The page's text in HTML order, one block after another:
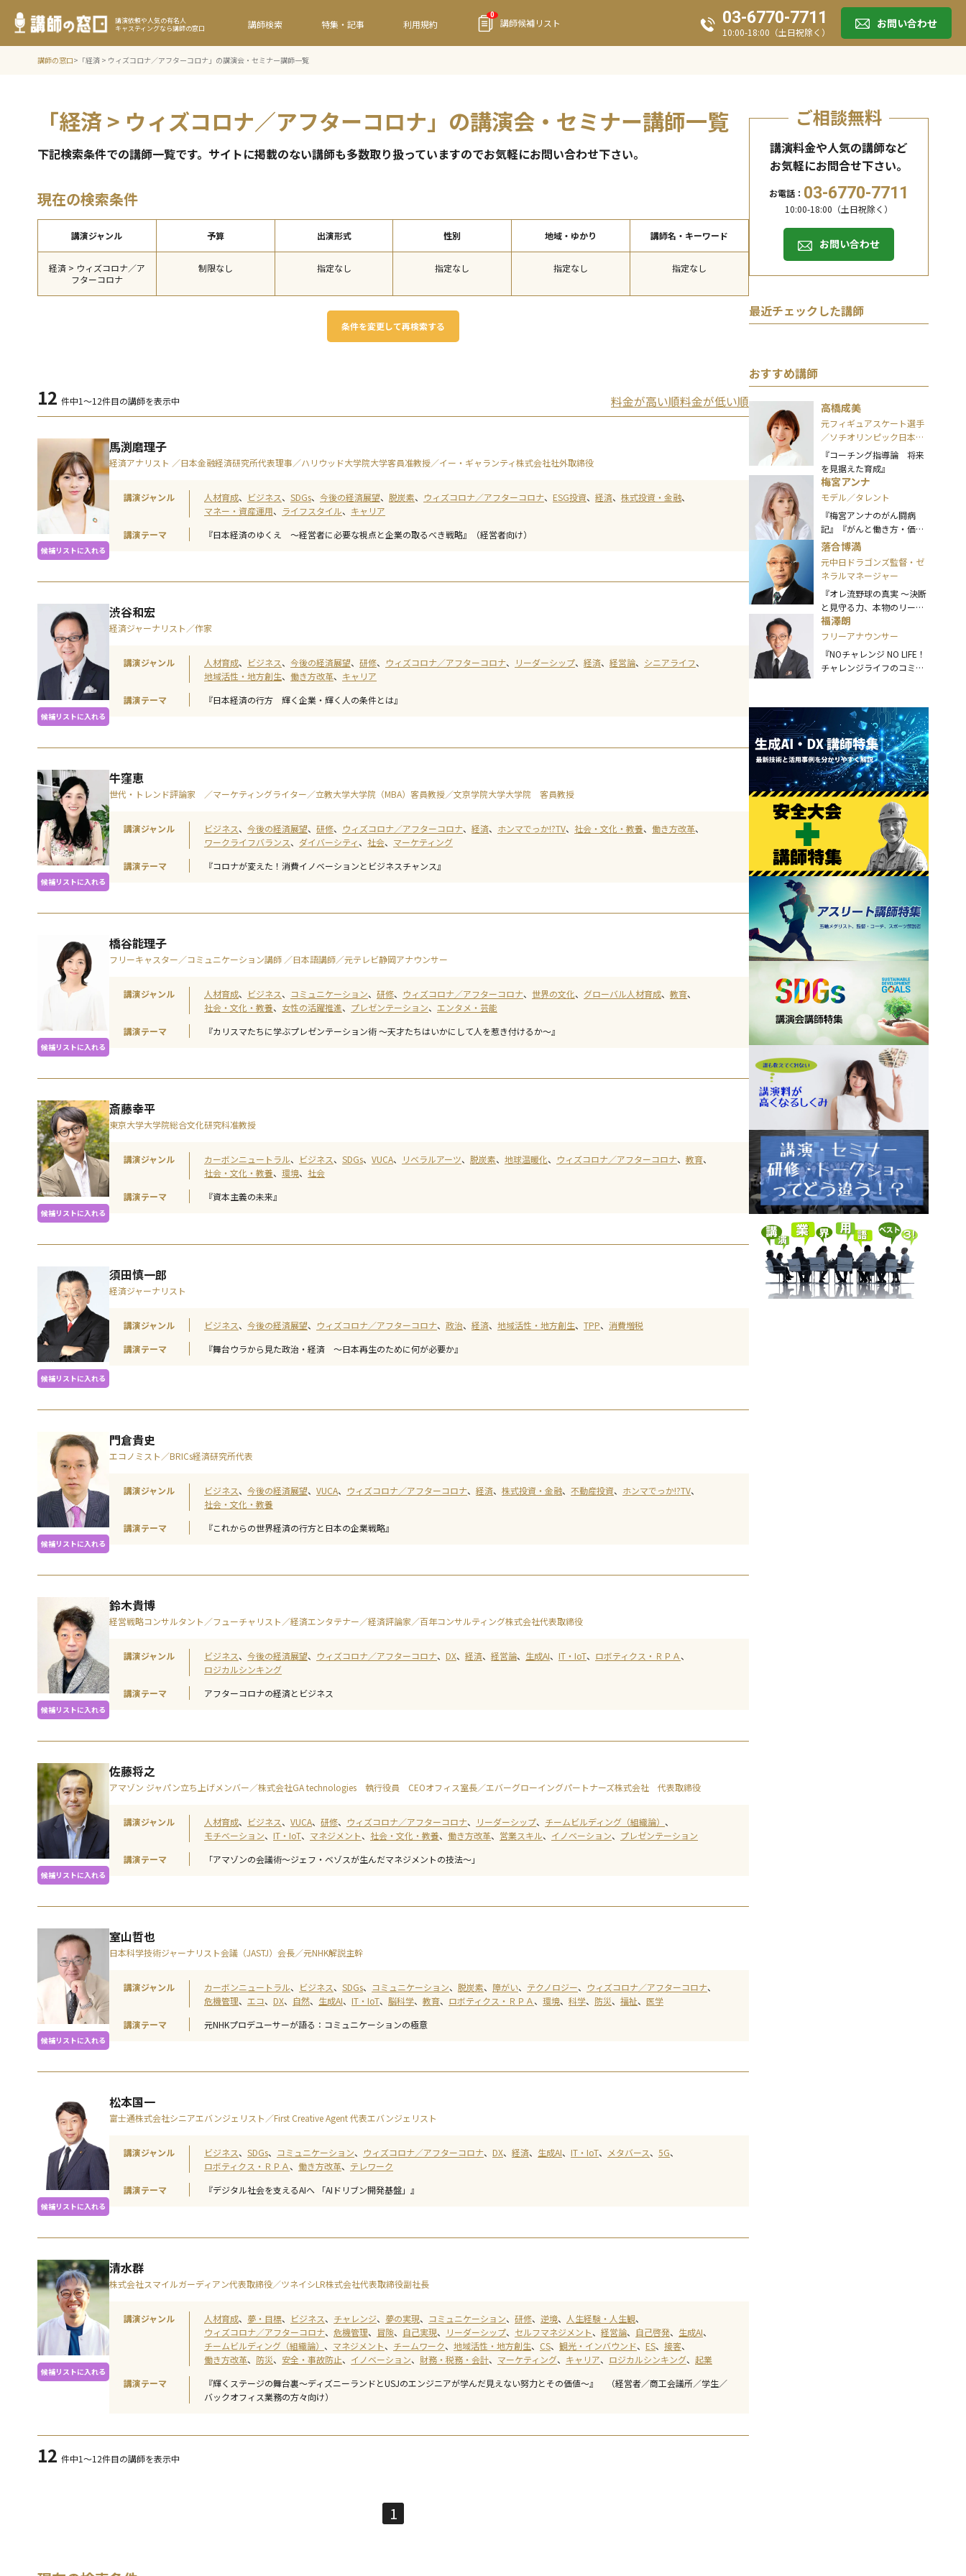
講演依頼や人気の有名人
キャスティングなら講師の窓口 講師検索 特集・記事 利用規約
0
講師候補リスト 03-6770-7711
10:00-18:00（土日祝除く）
お問い合わせ
講師の窓口> 「経済 > ウィズコロナ／アフターコロナ」の講演会・セミナー講師一覧
「経済 > ウィズコロナ／アフターコロナ」の講演会・セミナー講師一覧
下記検索条件での講師⼀覧です。サイトに掲載のない講師も多数取り扱っていますのでお気軽にお問い合わせ下さい。
現在の検索条件
講演ジャンル
経済 > ウィズコロナ／ア
フターコロナ
予算
制限なし
出演形式
指定なし
性別
指定なし
地域・ゆかり
指定なし
講師名・キーワード
指定なし
条件を変更して再検索する
12 件中1～12件目の講師を表示中 料金が高い順料金が低い順
候補リストに入れる
馬渕磨理子
経済アナリスト ／日本金融経済研究所代表理事／ハリウッド大学院大学客員准教授／イー・ギャランティ株式会社社外取締役
講演ジャンル 人材育成 ビジネス SDGs 今後の経済展望 脱炭素 ウィズコロナ／アフターコロナ ESG投資 経済
株式投資・金融
マネー・資産運用
ライフスタイル
キャリア
講演テーマ
『日本経済のゆくえ 〜経営者に必要な視点と企業の取るべき戦略』（経営者向け）
候補リストに入れる
渋谷和宏
経済ジャーナリスト／作家
講演ジャンル 人材育成 ビジネス 今後の経済展望 研修 ウィズコロナ／アフターコロナ リーダーシップ 経済 経営論
シニアライフ
地域活性・地方創生
働き方改革
キャリア
講演テーマ
『日本経済の行方 輝く企業・輝く人の条件とは』
候補リストに入れる
牛窪恵
世代・トレンド評論家 ／マーケティングライター／立教大学大学院（MBA）客員教授／文京学院大学大学院 客員教授
講演ジャンル ビジネス 今後の経済展望 研修 ウィズコロナ／アフターコロナ 経済 ホンマでっか!?TV 社会・文化・教養
働き方改革
ワークライフバランス
ダイバーシティ 社会
マーケティング
講演テーマ
『コロナが変えた！消費イノベーションとビジネスチャンス』
候補リストに入れる
橋谷能理子
フリーキャスター／コミュニケーション講師 ／日本語講師／元テレビ静岡アナウンサー
講演ジャンル 人材育成 ビジネス コミュニケーション 研修 ウィズコロナ／アフターコロナ 世界の文化 グローバル人材育成
教育
社会・文化・教養
女性の活躍推進 プレゼンテーション
エンタメ・芸能
講演テーマ
『カリスマたちに学ぶプレゼンテーション術 ～天才たちはいかにして人を惹き付けるか～』
候補リストに入れる
斎藤幸平
東京大学大学院総合文化研究科准教授
講演ジャンル カーボンニュートラル ビジネス SDGs VUCA リベラルアーツ 脱炭素 地球温暖化 ウィズコロナ／アフターコロナ
教育
社会・文化・教養
環境
社会
講演テーマ
『資本主義の未来』
候補リストに入れる
須田慎一郎
経済ジャーナリスト
講演ジャンル ビジネス 今後の経済展望 ウィズコロナ／アフターコロナ 政治 経済 地域活性・地方創生 TPP
消費増税
講演テーマ
『舞台ウラから見た政治・経済 ～日本再生のために何が必要か』
候補リストに入れる
門倉貴史
エコノミスト／BRICs経済研究所代表
講演ジャンル ビジネス 今後の経済展望 VUCA ウィズコロナ／アフターコロナ 経済 株式投資・金融 不動産投資
ホンマでっか!?TV
社会・文化・教養
講演テーマ
『これからの世界経済の行方と日本の企業戦略』
候補リストに入れる
鈴木貴博
経営戦略コンサルタント／フューチャリスト／経済エンタテナー／経済評論家／百年コンサルティング株式会社代表取締役
講演ジャンル ビジネス 今後の経済展望 ウィズコロナ／アフターコロナ DX 経済 経営論 生成AI IT・IoT
ロボティクス・ＲＰＡ
ロジカルシンキング
講演テーマ
アフターコロナの経済とビジネス
候補リストに入れる
佐藤将之
アマゾン ジャパン立ち上げメンバー／株式会社GA technologies 執行役員 CEOオフィス室長／エバーグローイングパートナーズ株式会社 代表取締役
講演ジャンル 人材育成 ビジネス VUCA 研修 ウィズコロナ／アフターコロナ リーダーシップ
チームビルディング（組織論）
モチベーション
IT・IoT マネジメント 社会・文化・教養 働き方改革 営業スキル イノベーション
プレゼンテーション
講演テーマ
「アマゾンの会議術〜ジェフ・ベゾスが生んだマネジメントの技法〜」
候補リストに入れる
室山哲也
日本科学技術ジャーナリスト会議（JASTJ）会長／元NHK解説主幹
講演ジャンル カーボンニュートラル ビジネス SDGs コミュニケーション 脱炭素 障がい テクノロジー
ウィズコロナ／アフターコロナ
危機管理
エコ DX 自然 生成AI IT・IoT 脳科学 教育 ロボティクス・ＲＰＡ 環境 科学 防災 福祉
医学
講演テーマ
元NHKプロデユーサーが語る：コミュニケーションの極意
候補リストに入れる
松本国一
富士通株式会社シニアエバンジェリスト／First Creative Agent 代表エバンジェリスト
講演ジャンル ビジネス SDGs コミュニケーション ウィズコロナ／アフターコロナ DX 経済 生成AI IT・IoT メタバース
5G
ロボティクス・ＲＰＡ
働き方改革
テレワーク
講演テーマ
『デジタル社会を支えるAIへ 「AIドリブン開発基盤」』
候補リストに入れる
清水群
株式会社スマイルガーディアン代表取締役／ツネイシLR株式会社代表取締役副社長
講演ジャンル 人材育成 夢・目標 ビジネス チャレンジ 夢の実現 コミュニケーション 研修 逆境
人生経験・人生観
ウィズコロナ／アフターコロナ
危機管理 冒険 自己実現 リーダーシップ セルフマネジメント 経営論 自己啓発
生成AI
チームビルディング（組織論）
マネジメント チームワーク 地域活性・地方創生 CS 観光・インバウンド ES
接客
働き方改革
防災 安全・事故防止 イノベーション 財務・税務・会計 マーケティング キャリア ロジカルシンキング
起業
講演テーマ
『輝くステージの舞台裏～ディズニーランドとUSJのエンジニアが学んだ見えない努力とその価値～』 （経営者／商工会議所／学生／
バックオフィス業務の方々向け）
12 件中1～12件目の講師を表示中
1
ご相談無料
講演料金や人気の講師など
お気軽にお問合せ下さい。
お電話： 03-6770-7711
10:00-18:00（土日祝除く）
お問い合わせ
最近チェックした講師
おすすめ講師
高橋成美
元フィギュアスケート選手
／ソチオリンピック日本代
表／JOC評議員／JOCアス
リート委員／日本オリンピ
アンズ協会(OAJ)理事
『コーチング指導論 将来
を見据えた育成』
梅宮アンナ
モデル／タレント
『梅宮アンナのがん闘病
記』『がんと働き方・価値
観の変化』
落合博満
元中日ドラゴンズ監督・ゼ
ネラルマネージャー
『オレ流野球の真実 ～決断
と見守る力、本物のリーダ
ーとは～』 など
福澤朗
フリーアナウンサー
『NOチャレンジ NO LIFE！
チャレンジライフのコミュ